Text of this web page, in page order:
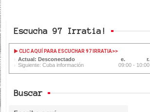
Escucha 97 Irratia!
CLIC AQUÍ PARA ESCUCHAR 97 IRRATIA>>
Actual: Desconectado
Siguiente: Cuba información
09:00 - 10:00
Buscar